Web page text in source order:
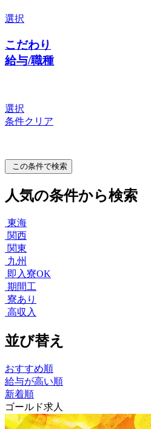
選択
こだわり
給与/職種
選択
条件クリア
この条件で検索
人気の条件から検索
東海
関西
関東
九州
即入寮OK
期間工
寮あり
高収入
並び替え
おすすめ順
給与が高い順
新着順
ゴールド求人